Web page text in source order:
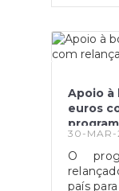
com
ano
dados
do
Apoio à
euros
30-MAR-
O
país